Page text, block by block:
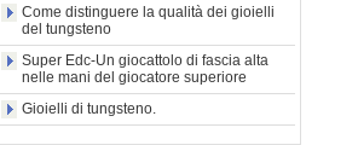
personalizzata OEM ODM
Fornitura all'
Anello in carburo di
tungsteno elettrolitico in oro
rosa da 8 mm all'ingrosso
della fabbrica, corda per
Come distinguere la qualità dei gioielli
del tungsteno
Super Edc-Un giocattolo di fascia alta
nelle mani del giocatore superiore
Gioielli di tungsteno.